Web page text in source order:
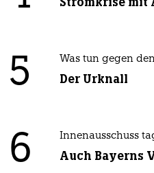
5 Was tun gegen
Der Urknall
6 Innenausschuss
Auch Bayerns